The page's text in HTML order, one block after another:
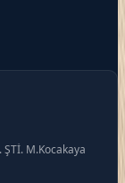
ŞTİ. M.Kocakaya